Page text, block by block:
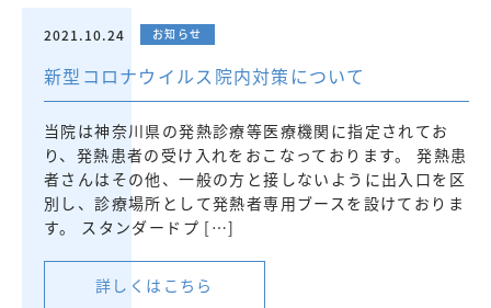
2021.10.24 お知らせ
新型コロナウイルス院内対策について
当院は神奈川県の発熱診療等医療機関に指定されてお
り、発熱患者の受け入れをおこなっております。 発熱患
者さんはその他、一般の方と接しないように出入口を区
別し、診療場所として発熱者専用ブースを設けておりま
す。 スタンダードプ […]
詳しくはこちら